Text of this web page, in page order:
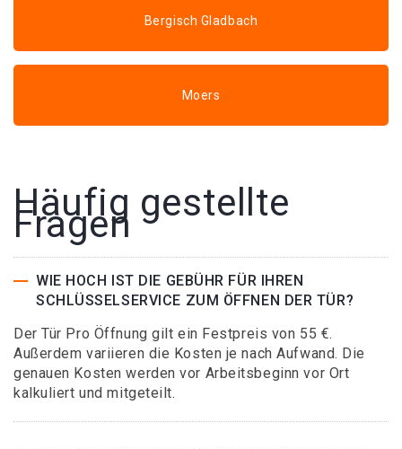
Bergisch Gladbach
Moers
Häufig gestellte
Fragen
WIE HOCH IST DIE GEBÜHR FÜR IHREN
SCHLÜSSELSERVICE ZUM ÖFFNEN DER TÜR?
Der Tür Pro Öffnung gilt ein Festpreis von 55 €.
Außerdem variieren die Kosten je nach Aufwand. Die
genauen Kosten werden vor Arbeitsbeginn vor Ort
kalkuliert und mitgeteilt.